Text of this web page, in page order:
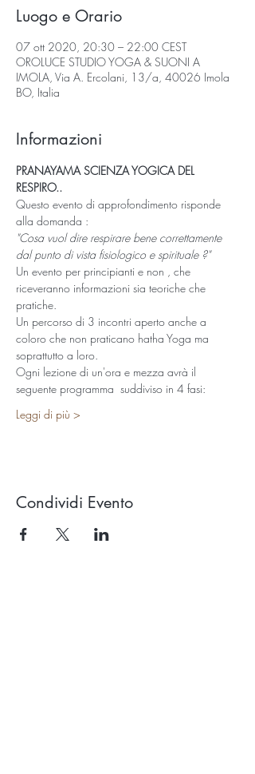
Luogo e Orario
07 ott 2020, 20:30 – 22:00 CEST
OROLUCE STUDIO YOGA & SUONI A
IMOLA, Via A. Ercolani, 13/a, 40026 Imola
BO, Italia
Informazioni
PRANAYAMA SCIENZA YOGICA DEL
RESPIRO..
Questo evento di approfondimento risponde
alla domanda :
"Cosa vuol dire respirare bene correttamente
dal punto di vista fisiologico e spirituale ?"
Un evento per principianti e non , che
riceveranno informazioni sia teoriche che
pratiche.
Un percorso di 3 incontri aperto anche a
coloro che non praticano hatha Yoga ma
soprattutto a loro.
Ogni lezione di un'ora e mezza avrà il
seguente programma  suddiviso in 4 fasi:
Leggi di più >
Condividi Evento